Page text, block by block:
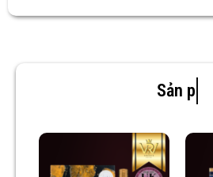
Sản phẩm mới